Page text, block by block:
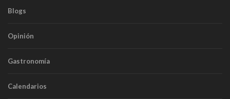
Blogs
Opinión
Gastronomía
Calendarios